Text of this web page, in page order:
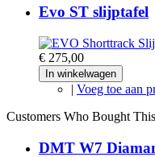
Evo ST slijptafel
€ 275,00
In winkelwagen
| Voeg toe aan
Customers Who Bought
DMT W7